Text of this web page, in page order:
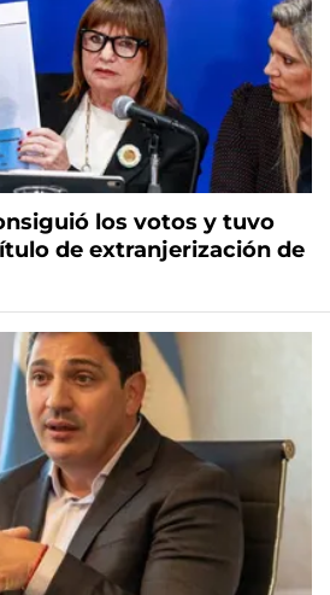
los votos y tuvo
de extranjerización de